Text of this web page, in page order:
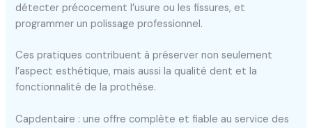
détecter précocement l’usure ou les fissures, et
programmer un polissage professionnel.
Ces pratiques contribuent à préserver non seulement
l’aspect esthétique, mais aussi la qualité dent et la
fonctionnalité de la prothèse.
Capdentaire : une offre complète et fiable au service des